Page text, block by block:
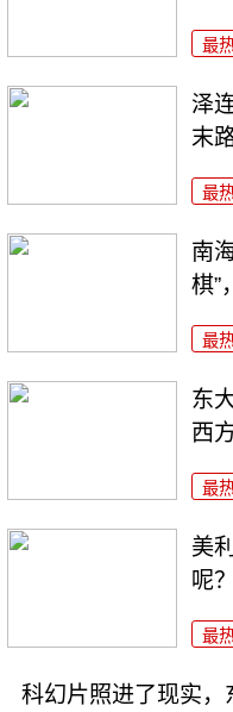
最
泽
末
最
南
棋”
最
东
西
最
美
呢
最
科幻片照进了现实，